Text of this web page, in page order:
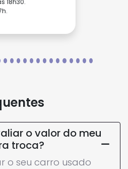
o valor do meu
o seu carro usado
ou trazer o
de
para a